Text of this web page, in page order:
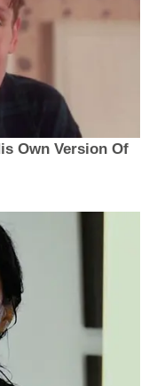
Own Version Of